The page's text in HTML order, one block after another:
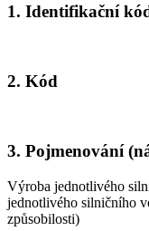
1. Identifikační
2. Kód
3. Pojmenování
Výroba jednotlivého
jednotlivého silničního
způsobilosti)